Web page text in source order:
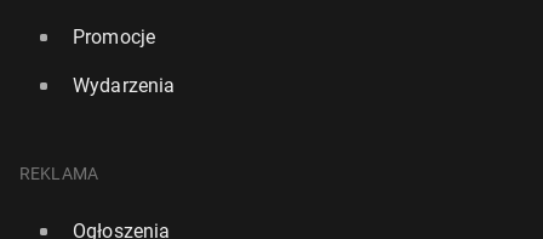
Promocje
Wydarzenia
REKLAMA
Ogłoszenia